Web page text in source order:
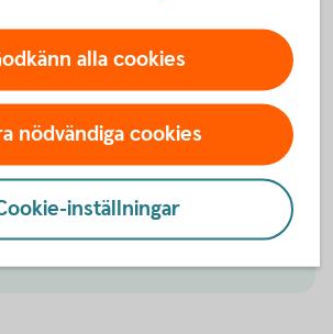
omfattar oförutsedda händelser
under barnets uppväxt, såväl
Den gäller dygnet runt och
och skolans
alla cookies
nödvändiga cookies
inställningar